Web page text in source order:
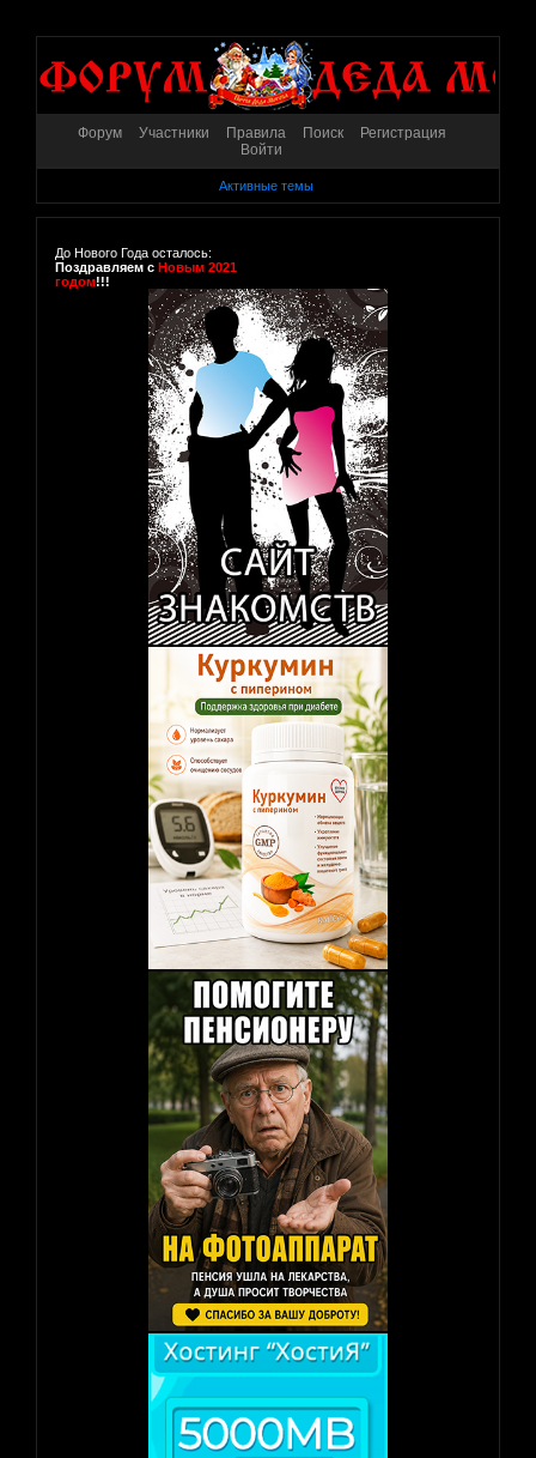
Форум Участники Правила Поиск
Регистрация
Войти
Активные темы
До Нового Года осталось:
Поздравляем с Новым 2021
годом!!!